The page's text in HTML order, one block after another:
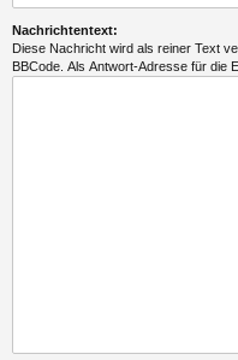
Nachrichtentext:
Diese Nachricht wird als reiner Text
BBCode. Als Antwort-Adresse für die